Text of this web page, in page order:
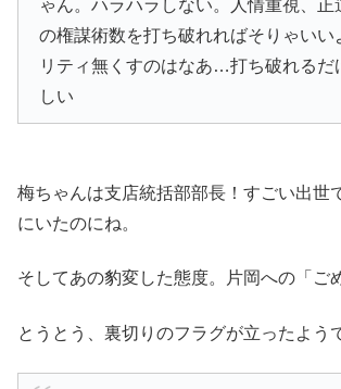
ゃん。ハラハラしない。人情重視、正
の権謀術数を打ち破れればそりゃいい
リティ無くすのはなあ…打ち破れるだ
しい
梅ちゃんは支店統括部部長！すごい出世
にいたのにね。
そしてあの豹変した態度。片岡への「ご
とうとう、裏切りのフラグが立ったよう